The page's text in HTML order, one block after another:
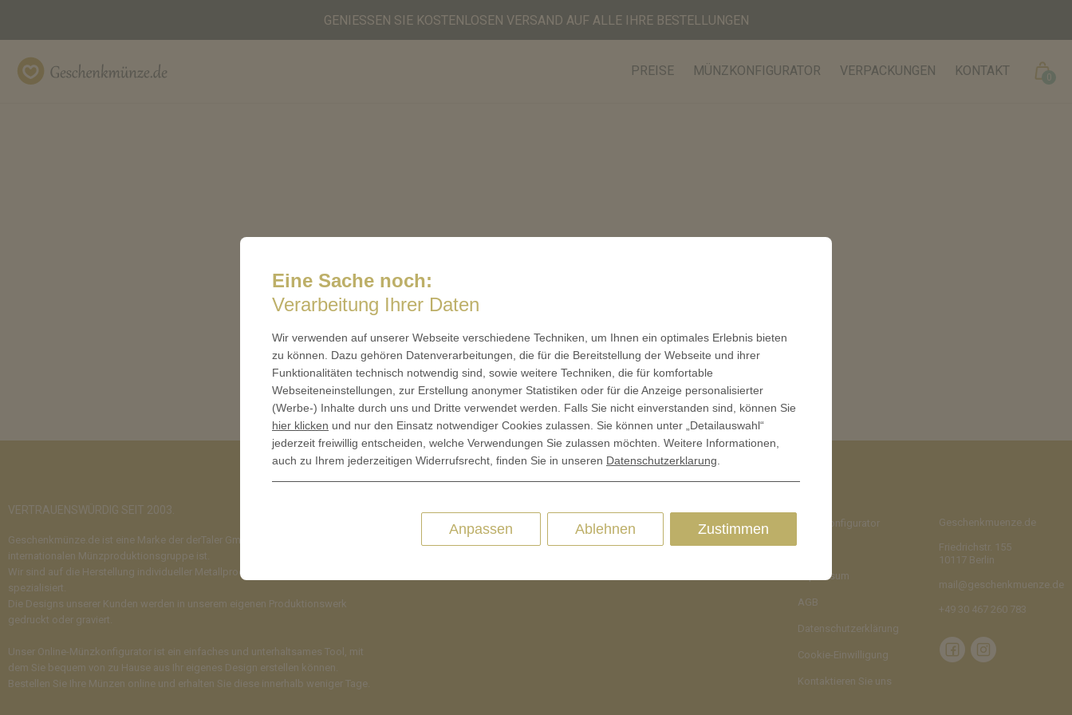
GENIESSEN SIE KOSTENLOSEN VERSAND AUF ALLE IHRE BESTELLUNGEN
Geschenkmünze.de PREISE MÜNZKONFIGURATOR VERPACKUNGEN KONTAKT
Cart
0
VERTRAUENSWÜRDIG SEIT 2003.
Geschenkmünze.de ist eine Marke der derTaler GmbH, die Teil einer
internationalen Münzproduktionsgruppe ist.
Wir sind auf die Herstellung individueller Metallprodukte in Premiumqualität
spezialisiert.
Die Designs unserer Kunden werden in unserem eigenen Produktionswerk
gedruckt oder graviert.
Unser Online-Münzkonfigurator ist ein einfaches und unterhaltsames Tool, mit
dem Sie bequem von zu Hause aus Ihr eigenes Design erstellen können.
Bestellen Sie Ihre Münzen online und erhalten Sie diese innerhalb weniger Tage.
Münzkonfigurator
Impressum
AGB
Datenschutzerklärung
Cookie-Einwilligung
Kontaktieren Sie uns
Geschenkmuenze.de
Friedrichstr. 155
10117 Berlin
mail@geschenkmuenze.de
+49 30 467 260 783
Eine Sache noch:
Verarbeitung Ihrer Daten
Wir verwenden auf unserer Webseite verschiedene Techniken, um Ihnen ein optimales Erlebnis bieten
zu können. Dazu gehören Datenverarbeitungen, die für die Bereitstellung der Webseite und ihrer
Funktionalitäten technisch notwendig sind, sowie weitere Techniken, die für komfortable
Webseiteneinstellungen, zur Erstellung anonymer Statistiken oder für die Anzeige personalisierter
(Werbe-) Inhalte durch uns und Dritte verwendet werden. Falls Sie nicht einverstanden sind, können Sie
hier klicken und nur den Einsatz notwendiger Cookies zulassen. Sie können unter „Detailauswahl“
jederzeit freiwillig entscheiden, welche Verwendungen Sie zulassen möchten. Weitere Informationen,
auch zu Ihrem jederzeitigen Widerrufsrecht, finden Sie in unseren Datenschutzerklarung
Zustimmen
Ablehnen
Anpassen